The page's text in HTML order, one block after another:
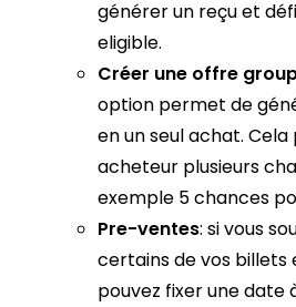
générer un reçu et
eligible.
Créer une offre
option permet de
en un seul achat.
acheteur plusieurs
exemple 5 chances
Pre-ventes: si vous
certains de vos billets
pouvez fixer une date